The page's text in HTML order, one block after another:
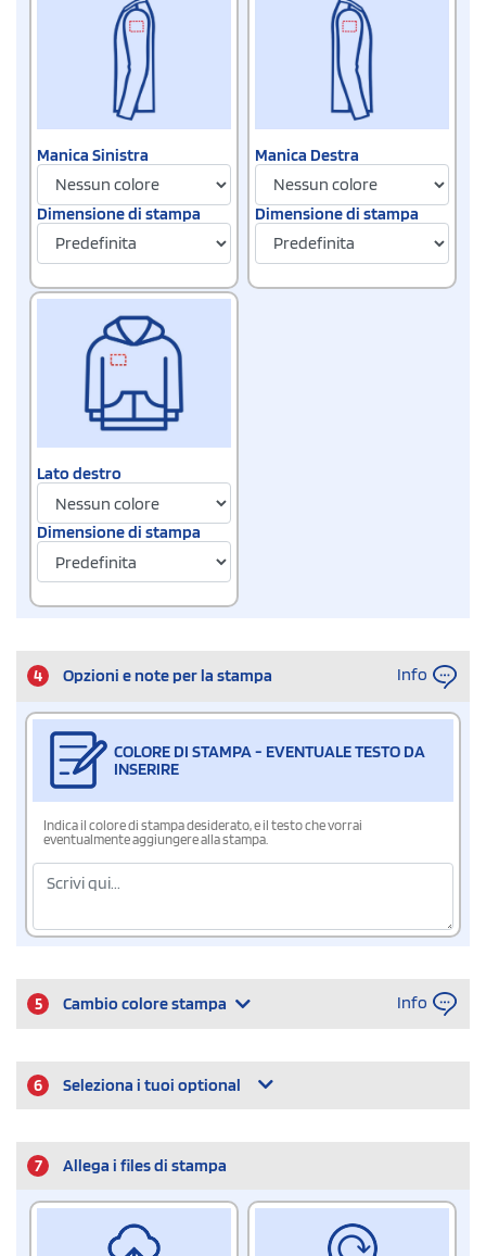
Manica Sinistra
Dimensione di stampa
Manica Destra
Dimensione di stampa
Lato destro
Dimensione di stampa
4 Opzioni e note per la stampa Info
COLORE DI STAMPA - EVENTUALE TESTO DA
INSERIRE
Indica il colore di stampa desiderato, e il testo che vorrai
eventualmente aggiungere alla stampa.
5 Cambio colore stampa Info
6 Seleziona i tuoi optional
7 Allega i files di stampa